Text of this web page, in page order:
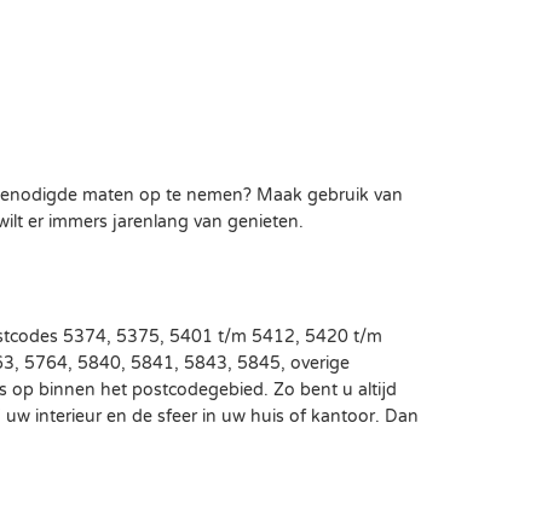
maten op te nemen? Maak gebruik van
er immers jarenlang van genieten.
5374, 5375, 5401 t/m 5412, 5420 t/m
5764, 5840, 5841, 5843, 5845, overige
op binnen het postcodegebied. Zo bent u altijd
interieur en de sfeer in uw huis of kantoor. Dan